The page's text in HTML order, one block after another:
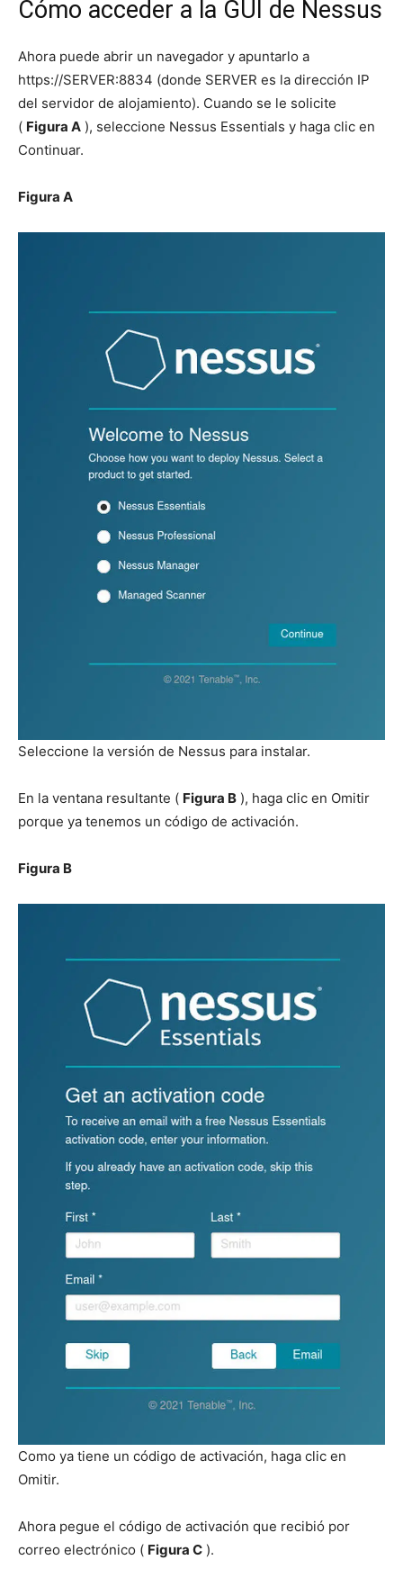
Cómo acceder a la GUI de Nessus
Ahora puede abrir un navegador y apuntarlo a
https://SERVER:8834 (donde SERVER es la dirección IP
del servidor de alojamiento). Cuando se le solicite
( Figura A ), seleccione Nessus Essentials y haga clic en
Continuar.
Figura A
Seleccione la versión de Nessus para instalar.
En la ventana resultante ( Figura B ), haga clic en Omitir
porque ya tenemos un código de activación.
Figura B
Como ya tiene un código de activación, haga clic en
Omitir.
Ahora pegue el código de activación que recibió por
correo electrónico ( Figura C ).